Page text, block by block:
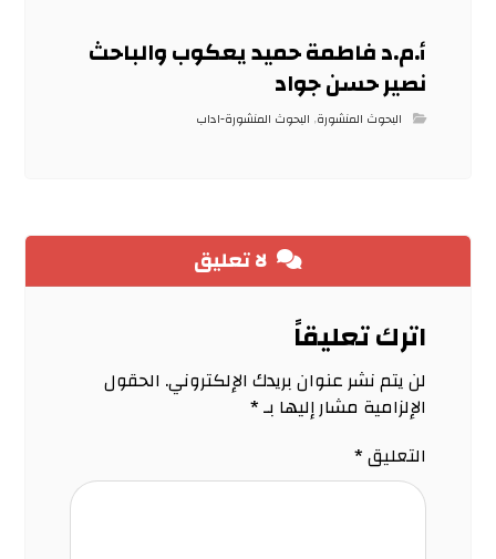
أ.م.د فاطمة حميد يعكوب والباحث
نصير حسن جواد
البحوث المنشورة, البحوث المنشورة-اداب
لا تعليق
اترك تعليقاً
لن يتم نشر عنوان بريدك الإلكتروني. الحقول
الإلزامية مشار إليها بـ*
التعليق*